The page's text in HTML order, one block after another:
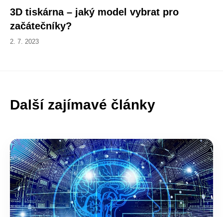
3D tiskárna – jaký model vybrat pro
začátečníky?
2. 7. 2023
Další zajímavé články